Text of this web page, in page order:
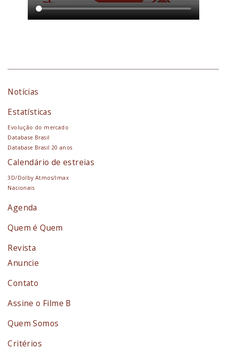
Notícias
Estatísticas
Evolução do mercado
Database Brasil
Database Brasil 20 anos
Calendário de estreias
3D/Dolby Atmos/Imax
Nacionais
Agenda
Quem é Quem
Revista
Anuncie
Contato
Assine o Filme B
Quem Somos
Critérios